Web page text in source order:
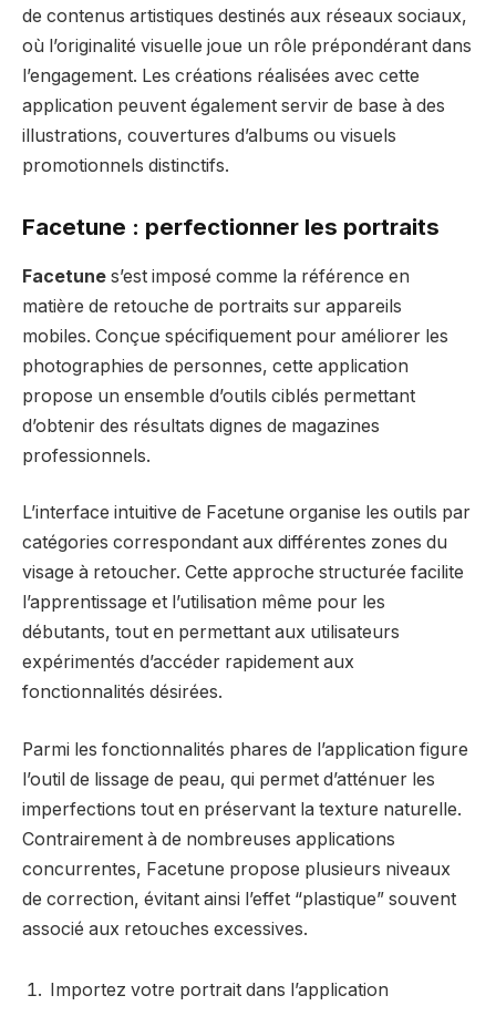
de contenus artistiques destinés aux réseaux sociaux,
où l’originalité visuelle joue un rôle prépondérant dans
l’engagement. Les créations réalisées avec cette
application peuvent également servir de base à des
illustrations, couvertures d’albums ou visuels
promotionnels distinctifs.
Facetune : perfectionner les portraits
Facetune s’est imposé comme la référence en
matière de retouche de portraits sur appareils
mobiles. Conçue spécifiquement pour améliorer les
photographies de personnes, cette application
propose un ensemble d’outils ciblés permettant
d’obtenir des résultats dignes de magazines
professionnels.
L’interface intuitive de Facetune organise les outils par
catégories correspondant aux différentes zones du
visage à retoucher. Cette approche structurée facilite
l’apprentissage et l’utilisation même pour les
débutants, tout en permettant aux utilisateurs
expérimentés d’accéder rapidement aux
fonctionnalités désirées.
Parmi les fonctionnalités phares de l’application figure
l’outil de lissage de peau, qui permet d’atténuer les
imperfections tout en préservant la texture naturelle.
Contrairement à de nombreuses applications
concurrentes, Facetune propose plusieurs niveaux
de correction, évitant ainsi l’effet “plastique” souvent
associé aux retouches excessives.
Importez votre portrait dans l’application